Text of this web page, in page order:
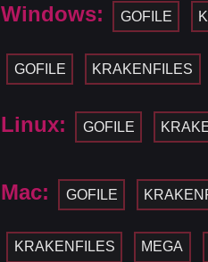
Windows: GOFILE
GOFILE KRAKENFILES
Linux: GOFILE
Mac: GOFILE
KRAKENFILES MEGA